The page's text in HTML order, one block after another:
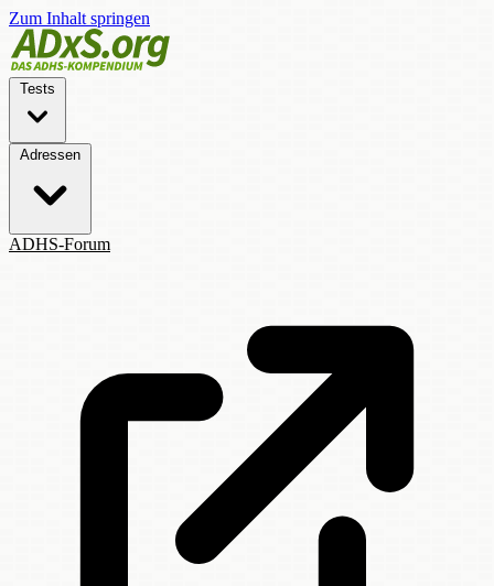
Zum Inhalt springen
Tests
Adressen
ADHS-Forum